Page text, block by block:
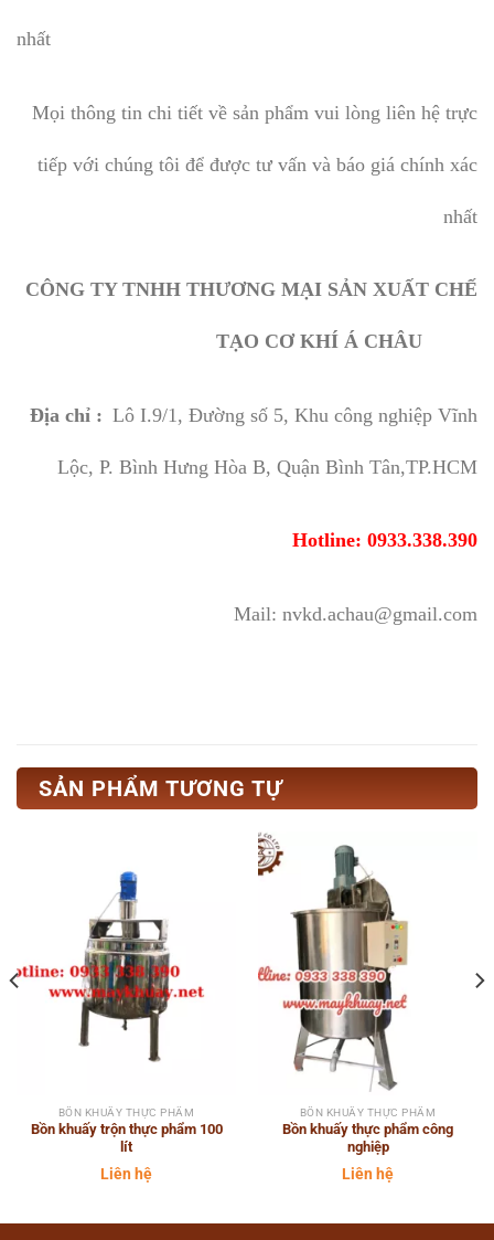
nhất
Mọi thông tin chi tiết về sản phẩm vui lòng liên hệ trực
tiếp với chúng tôi để được tư vấn và báo giá chính xác
nhất
CÔNG TY TNHH THƯƠNG MẠI SẢN XUẤT CHẾ
TẠO CƠ KHÍ Á CHÂU
Địa chỉ : Lô I.9/1, Đường số 5, Khu công nghiệp Vĩnh
Lộc, P. Bình Hưng Hòa B, Quận Bình Tân,TP.HCM
Hotline: 0933.338.390
Mail: nvkd.achau@gmail.com
SẢN PHẨM TƯƠNG TỰ
BỒN KHUẤY THỰC PHẨM
Bồn khuấy trộn thực phẩm 100
lít
Liên hệ
BỒN KHUẤY THỰC PHẨM
Bồn khuấy thực phẩm công
nghiệp
Liên hệ